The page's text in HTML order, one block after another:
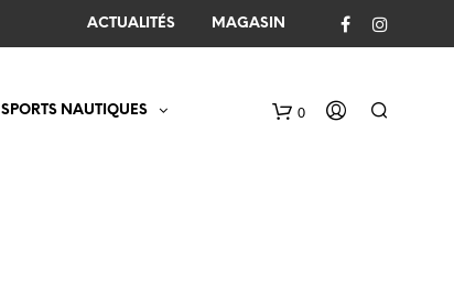
ACTUALITÉS MAGASIN
0
SPORTS NAUTIQUES